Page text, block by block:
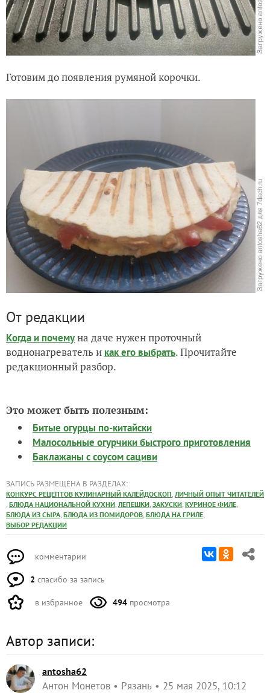
Готовим до появления румяной корочки.
От редакции
Когда и почемуна даче нужен проточный
воднонагреватель и как его выбрать. Прочитайте
редакционный разбор.
Это может быть полезным:
Битые огурцы по-китайски
Малосольные огурчики быстрого приготовления
Баклажаны с соусом сациви
ЗАПИСЬ РАЗМЕЩЕНА В РАЗДЕЛАХ:
КОНКУРС РЕЦЕПТОВ КУЛИНАРНЫЙ КАЛЕЙДОСКОП, ЛИЧНЫЙ ОПЫТ ЧИТАТЕЛЕЙ
, БЛЮДА НАЦИОНАЛЬНОЙ КУХНИ, ЛЕПЕШКИ, ЗАКУСКИ, КУРИНОЕ ФИЛЕ,
БЛЮДА ИЗ СЫРА, БЛЮДА ИЗ ПОМИДОРОВ, БЛЮДА НА ГРИЛЕ,
ВЫБОР РЕДАКЦИИ
комментарии
2 спасибо за запись
в избранное 494 просмотра
Автор записи:
antosha62
Антон Монетов Рязань 25 мая 2025, 10:12